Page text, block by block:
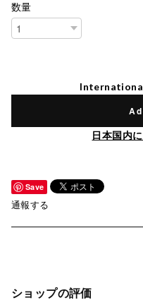
数量
日本国内
Save
通報する
ショップの評価